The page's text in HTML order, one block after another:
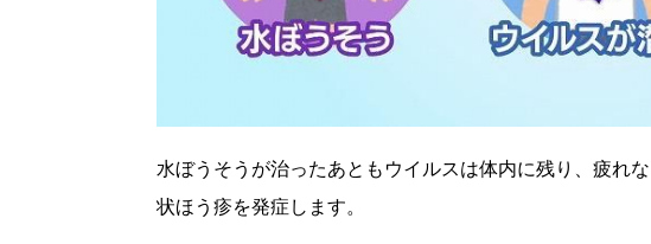
水ぼうそうが治ったあともウイルスは体内に残り、疲れ
状ほう疹を発症します。